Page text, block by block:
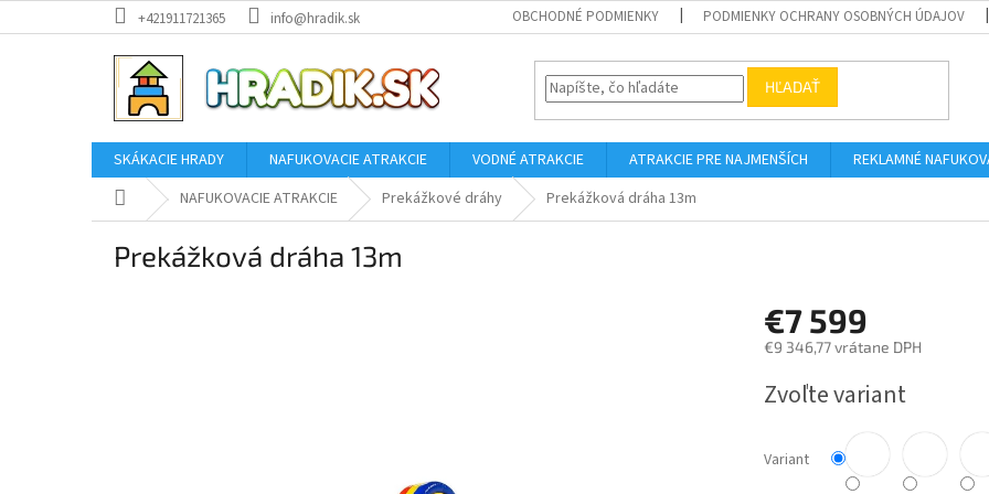
na
+421911721365 info@hradik.sk OBCHODNÉ PODMIENKY PODMIENKY OCHRANY OSOBNÝCH ÚDAJOV
HĽADAŤ
SKÁKACIE HRADY NAFUKOVACIE ATRAKCIE VODNÉ ATRAKCIE ATRAKCIE PRE NAJMENŠÍCH REKLAMNÉ
DomovNAFUKOVACIE ATRAKCIE Prekážkové dráhy Prekážková dráha 13m
Prekážková dráha 13m
€7 599
€9 346,77 vrátane DPH
cena:
Zvoľte variant
Variant